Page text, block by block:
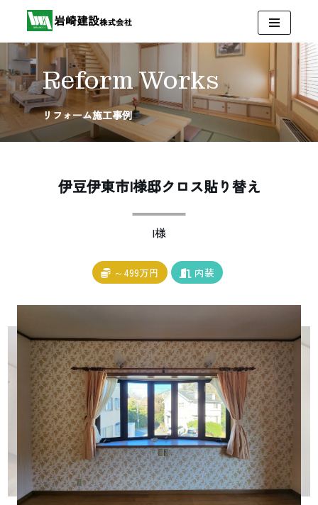
ン
テ
ン
ツ
ス
Reform Works
リフォーム施工事例
伊豆伊東市I様邸クロス貼り替え
I様
～499万円 内装